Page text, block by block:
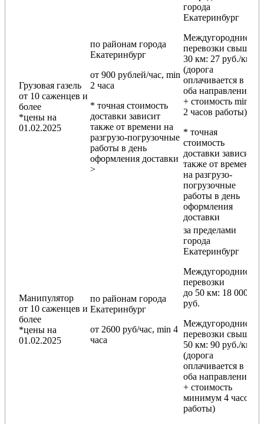
Грузовая газель
от 10 саженцев и
более
*цены на
01.02.2025
по районам города
Екатеринбург
от 900 рублей/час, min
2 часа
* точная стоимость
доставки зависит
также от времени на
разгрузо-погрузочные
работы в день
оформления доставки
>
города
Екатеринбург
Междугородние
перевозки свыше
30 км: 27 руб./км
(дорога
оплачивается в
оба направления
+ стоимость min
2 часов работы)
* точная
стоимость
доставки зависит
также от времени
на разгрузо-
погрузочные
работы в день
оформления
доставки
Манипулятор
от 10 саженцев и
более
*цены на
01.02.2025
по районам города
Екатеринбург
от 2600 руб/час, min 4
часа
за пределами
города
Екатеринбург
Междугородние
перевозки
до 50 км: 18 000
руб.
Междугородние
перевозки свыше
50 км: 90 руб./км
(дорога
оплачивается в
оба направления
+ стоимость
минимум 4 часов
работы)